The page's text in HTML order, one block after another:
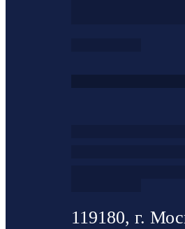
119180, г.